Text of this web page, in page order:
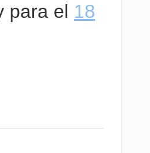
para el 18